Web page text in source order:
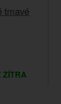
tmavé
ZÍTRA